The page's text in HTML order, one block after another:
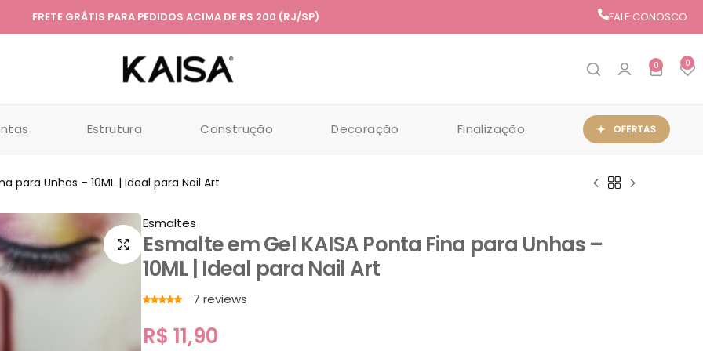
FRETE GRÁTIS PARA PEDIDOS ACIMA DE R$ 200 (RJ/SP) FALE CONOSCO
0 0
Estrutura Construção Decoração Finalização
para Unhas – 10ML | Ideal para Nail Art
Esmaltes
Esmalte em Gel KAISA Ponta Fina para Unhas –
10ML | Ideal para Nail Art
7 reviews
R$ 11,90